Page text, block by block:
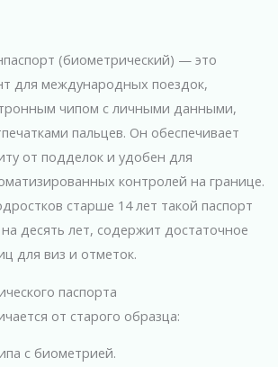
(биометрический) — это
для международных поездок,
чипом с личными данными,
пальцев. Он обеспечивает
от подделок и удобен для
контролей на границе.
старше 14 лет такой паспорт
десять лет, содержит достаточное
для виз и отметок.
паспорта
от старого образца:
с биометрией.